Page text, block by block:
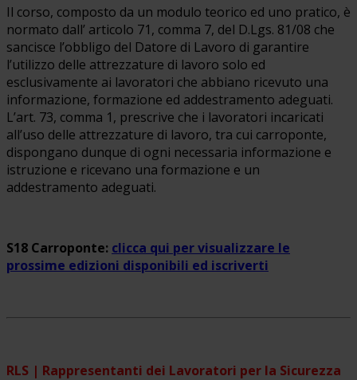
Il corso, composto da un modulo teorico ed uno pratico, è
normato dall’ articolo 71, comma 7, del D.Lgs. 81/08 che
sancisce l’obbligo del Datore di Lavoro di garantire
l’utilizzo delle attrezzature di lavoro solo ed
esclusivamente ai lavoratori che abbiano ricevuto una
informazione, formazione ed addestramento adeguati.
L’art. 73, comma 1, prescrive che i lavoratori incaricati
all’uso delle attrezzature di lavoro, tra cui carroponte,
dispongano dunque di ogni necessaria informazione e
istruzione e ricevano una formazione e un
addestramento adeguati.
S18 Carroponte: clicca qui per visualizzare le
prossime edizioni disponibili ed iscriverti
RLS | Rappresentanti dei Lavoratori per la Sicurezza